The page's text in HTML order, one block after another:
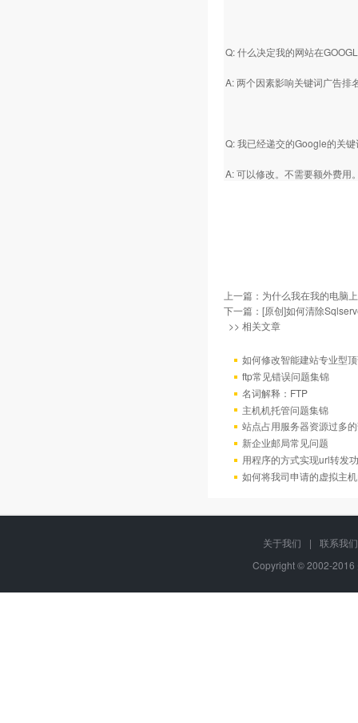
Q: 什么决定我的网站在
A: 两个因素影响关键词广告排
Q: 我已经递交的Google的关
A: 可以修改。不需要额外费用
上一篇： 为什么我在我的电脑
下一篇： [原创]如何清除
>> 相关文章
如何修改智能建站专业型
ftp常见错误问题集锦
名词解释：FTP
主机机托管问题集锦
站点占用服务器资源过多
新企业邮局常见问题
用程序的方式实现url转发
如何将我司申请的虚拟主
关于我们 |
联系我们
Copyright © 2002-